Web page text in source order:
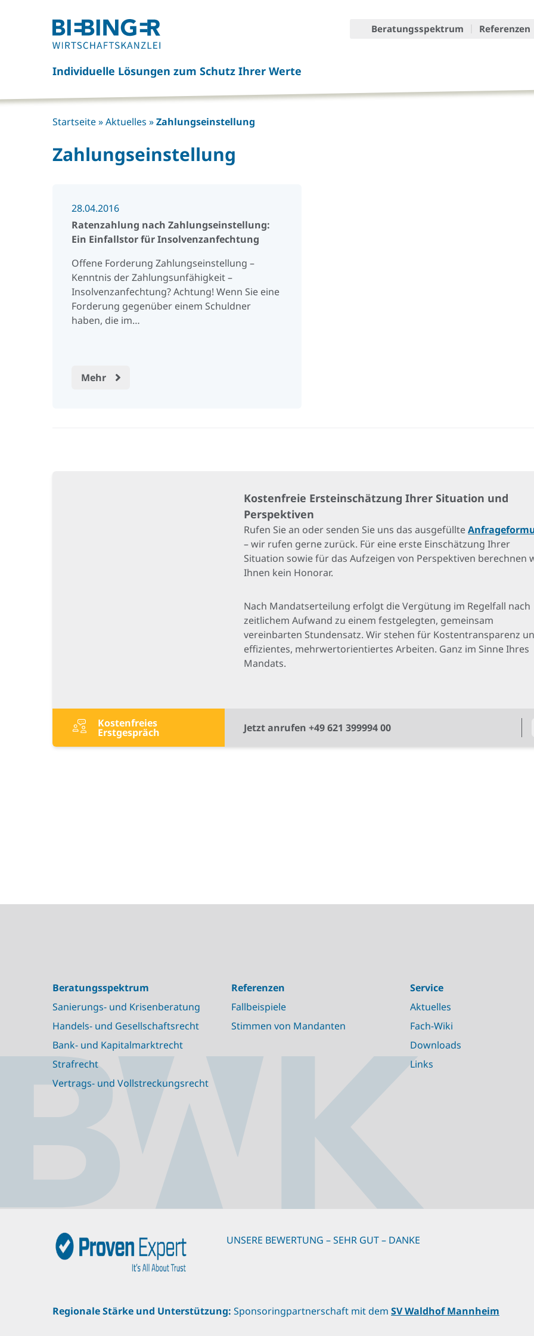
Click
here
go
to
Individuelle Lösungen zum Schutz Ihrer Werte
Beratungsspektrum Referenzen
Startseite»Aktuelles »Zahlungseinstellung
Zahlungseinstellung
28.04.2016
Ratenzahlung nach Zahlungseinstellung:
Ein Einfallstor für Insolvenzanfechtung
Offene Forderung Zahlungseinstellung –
Kenntnis der Zahlungsunfähigkeit –
Insolvenzanfechtung? Achtung! Wenn Sie eine
Forderung gegenüber einem Schuldner
haben, die im…
Mehr
Kostenfreie Ersteinschätzung Ihrer Situation und
Perspektiven
Rufen Sie an oder senden Sie uns das ausgefüllte
– wir rufen gerne zurück. Für eine erste Einschätzung Ihrer
Situation sowie für das Aufzeigen von Perspektiven berechnen
Ihnen kein Honorar.
Nach Mandatserteilung erfolgt die Vergütung im Regelfall nach
zeitlichem Aufwand zu einem festgelegten, gemeinsam
vereinbarten Stundensatz. Wir stehen für Kostentransparenz
effizientes, mehrwertorientiertes Arbeiten. Ganz im Sinne Ihres
Mandats.
Kostenfreies
Erstgespräch Jetzt anrufen +49 621 399994 00
Beratungsspektrum
Sanierungs- und Krisenberatung
Handels- und Gesellschaftsrecht
Bank- und Kapitalmarktrecht
Strafrecht
Vertrags- und Vollstreckungsrecht
Referenzen
Fallbeispiele
Stimmen von Mandanten
Service
Aktuelles
Fach-Wiki
Downloads
Links
UNSERE BEWERTUNG – SEHR GUT – DANKE
Regionale Stärke und Unterstützung: Sponsoringpartnerschaft mit dem SV Waldhof Mannheim